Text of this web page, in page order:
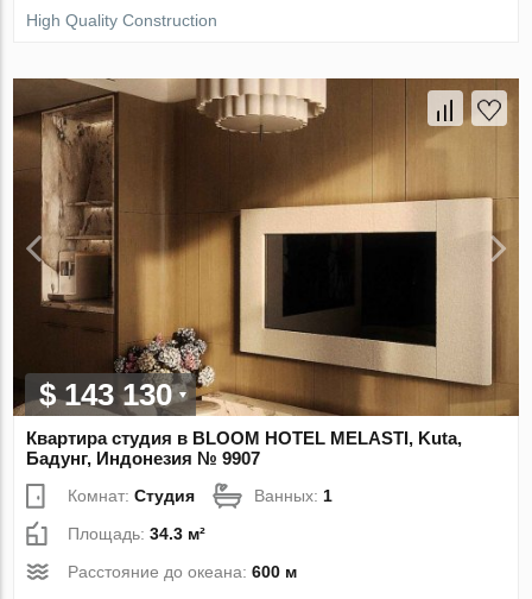
High Quality Construction
$ 143 130
Квартира студия в BLOOM HOTEL MELASTI, Kuta,
Бадунг, Индонезия № 9907
Комнат:Студия Ванных: 1
Площадь:34.3 м²
Расстояние до океана:600 м